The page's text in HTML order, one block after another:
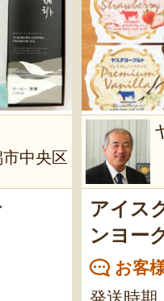
中央区
アイス
ンヨー
お客
発送時期